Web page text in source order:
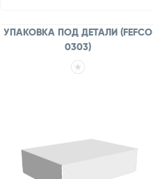
УПАКОВКА ПОД ДЕТАЛИ (FEFCO
0303)